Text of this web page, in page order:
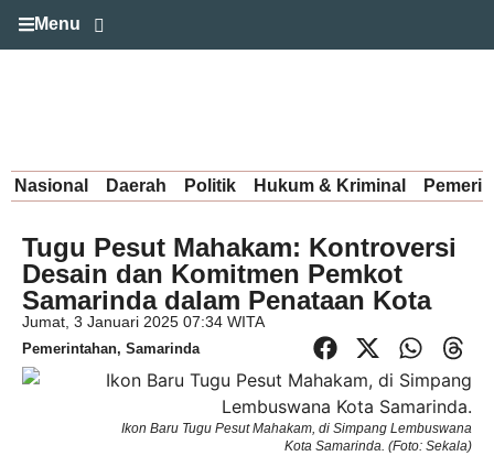
Menu
Nasional Daerah Politik Hukum & Kriminal
Tugu Pesut Mahakam: Kontroversi
Desain dan Komitmen Pemkot
Samarinda dalam Penataan Kota
Jumat, 3 Januari 2025 07:34 WITA
Pemerintahan, Samarinda
Ikon Baru Tugu Pesut Mahakam, di Simpang Lembuswana
Kota Samarinda. (Foto: Sekala)